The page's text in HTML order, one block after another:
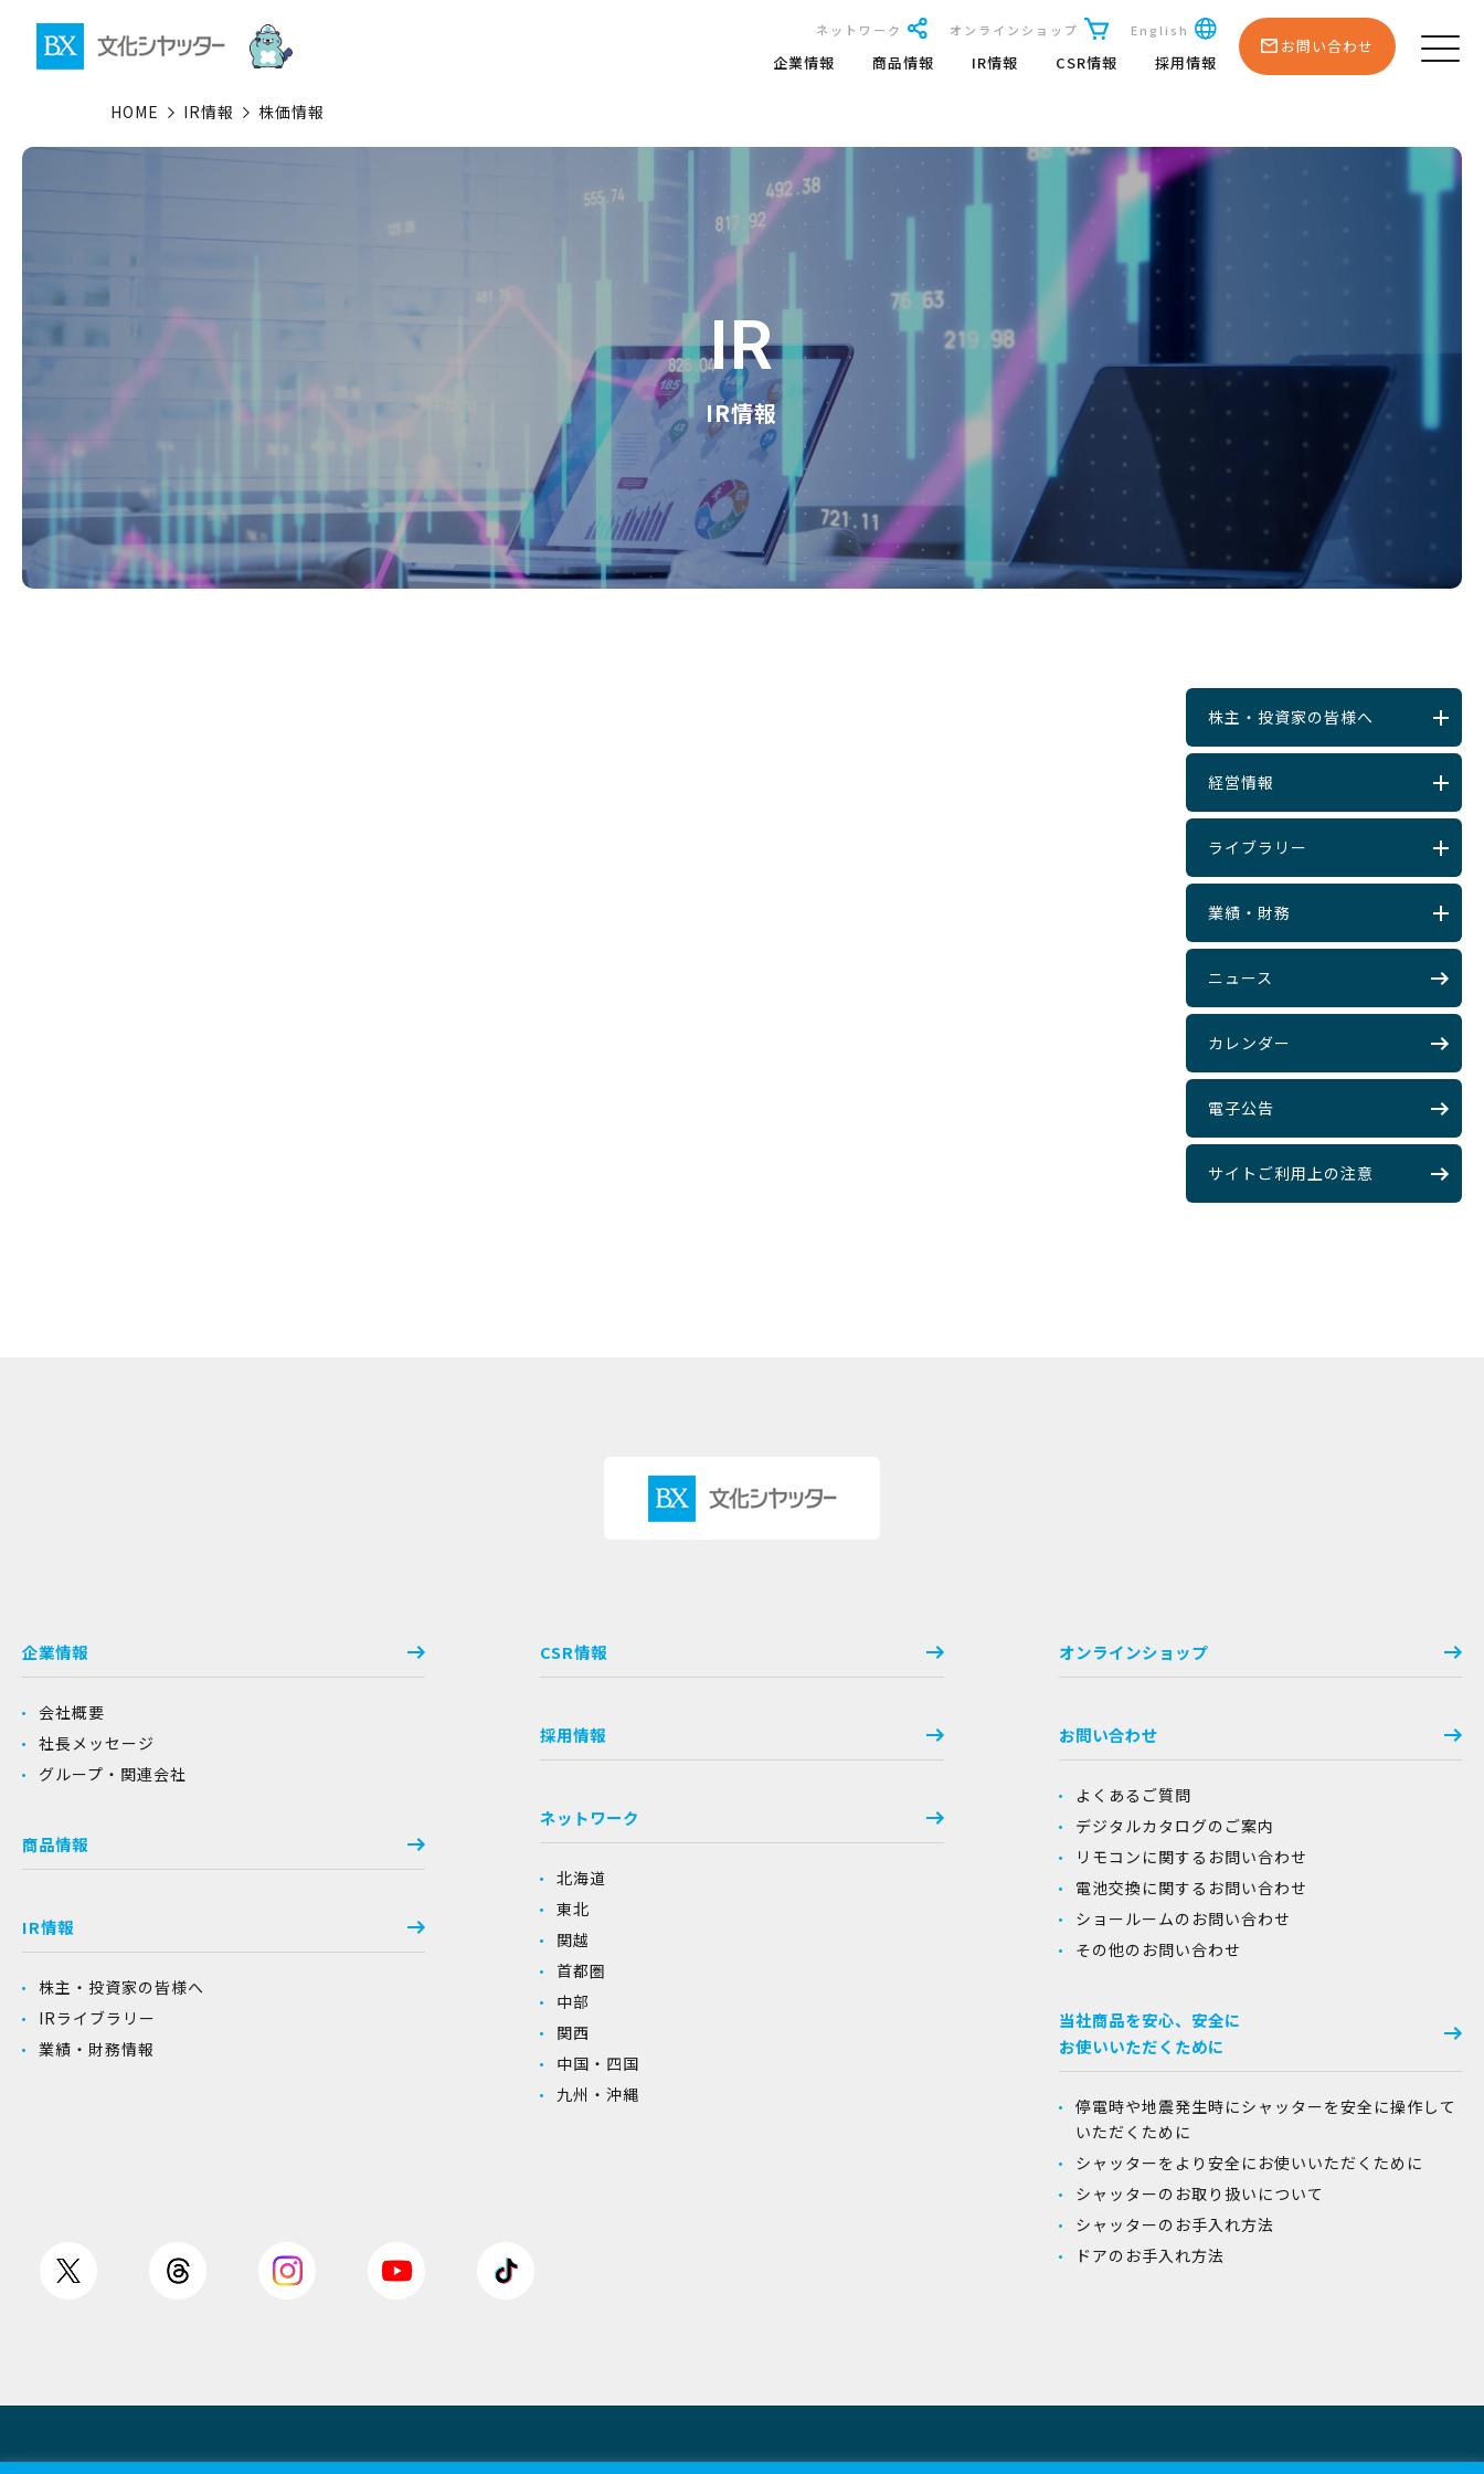
ネットワーク オンラインショップ English
企業情報 商品情報 IR情報 CSR情報 採用情報
お問い合わせ
HOME IR情報 株価情報
IR
IR情報
株主・投資家の皆様へ
経営情報
ライブラリー
業績・財務
ニュース
カレンダー
電子公告
サイトご利用上の注意
企業情報
会社概要
社長メッセージ
グループ・関連会社
商品情報
IR情報
株主・投資家の皆様へ
IRライブラリー
業績・財務情報
CSR情報
採用情報
ネットワーク
北海道
東北
関越
首都圏
中部
関西
中国・四国
九州・沖縄
オンラインショップ
お問い合わせ
よくあるご質問
デジタルカタログのご案内
リモコンに関するお問い合わせ
電池交換に関するお問い合わせ
ショールームのお問い合わせ
その他のお問い合わせ
当社商品を安心、安全に
お使いいただくために
停電時や地震発生時にシャッターを安全に操作して
いただくために
シャッターをより安全にお使いいただくために
シャッターのお取り扱いについて
シャッターのお手入れ方法
ドアのお手入れ方法